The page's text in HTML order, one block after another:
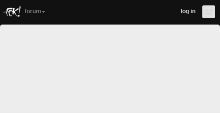
forum log in